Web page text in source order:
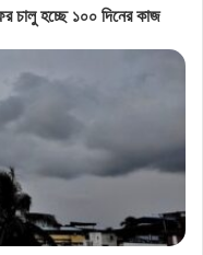
চালু হচ্ছে ১০০ দিনের কাজ